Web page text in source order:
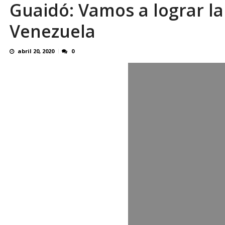
En 8 meses «876 horas de apagones»
Guaidó: Vamos a lograr
Venezuela
abril 20, 2020 0